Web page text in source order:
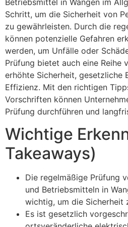
Schritt, um die Sicherheit von
zu gewährleisten. Durch die
können potenzielle Gefahren
werden, um Unfälle oder
Prüfung bietet auch eine Reihe
erhöhte Sicherheit, gesetzliche
Effizienz. Mit den richtigen
Vorschriften können
Prüfung durchführen und
Wichtige
Takeaways)
Die regelmäßige Prüfung
und Betriebsmitteln in
wichtig, um die Sicherheit
Es ist gesetzlich